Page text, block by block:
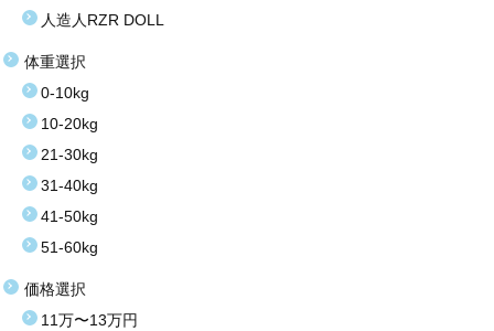
人造人RZR DOLL
体重選択
0-10kg
10-20kg
21-30kg
31-40kg
41-50kg
51-60kg
価格選択
11万〜13万円